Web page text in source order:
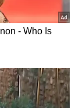
ಜಗತ್ತಿನ
)